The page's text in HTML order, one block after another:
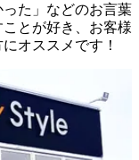
た」などのお言葉
とが好き、お客様
オススメです！